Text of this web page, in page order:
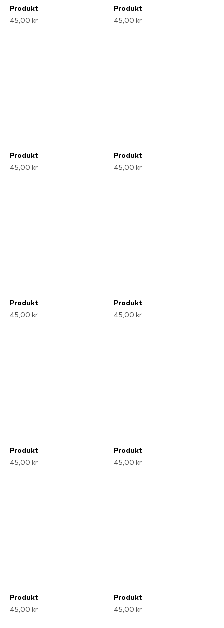
Produkt
45,00 kr
Produkt
45,00 kr
Produkt
45,00 kr
Produkt
45,00 kr
Produkt
45,00 kr
Produkt
45,00 kr
Produkt
45,00 kr
Produkt
45,00 kr
Produkt
45,00 kr
Produkt
45,00 kr